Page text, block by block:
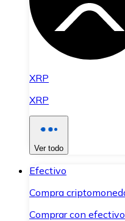
XRP
XRP
Ver todo
Efectivo
Compra
Comprar con efectivo